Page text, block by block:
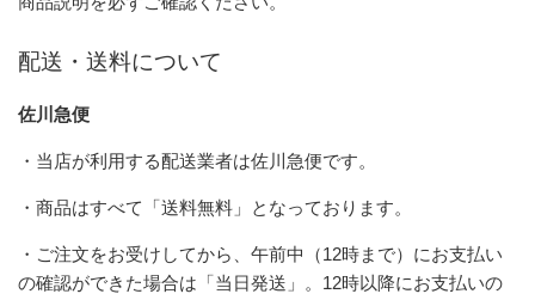
配送・送料について
佐川急便
・当店が利用する配送業者は佐川急便です。
・商品はすべて「送料無料」となっております。
・ご注文をお受けしてから、午前中（12時まで）にお支払い
の確認ができた場合は「当日発送」。12時以降にお支払いの